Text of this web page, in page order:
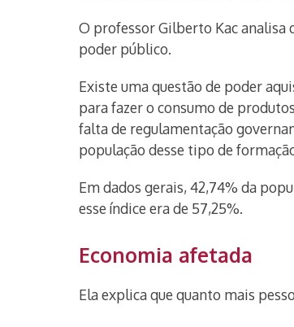
O professor Gilberto Kac analisa
poder público.
Existe uma questão de poder
para fazer o consumo de
falta de regulamentação
população desse tipo de
Em dados gerais, 42,74% da
esse índice era de 57,25%.
Economia afetada
Ela explica que quanto mais